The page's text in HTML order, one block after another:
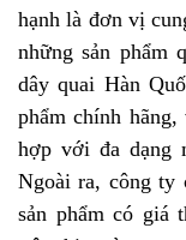
hạnh là đơn vị
những sản phẩm
dây quai Hàn
phẩm chính
hợp với đa
Ngoài ra, công ty
sản phẩm có giá